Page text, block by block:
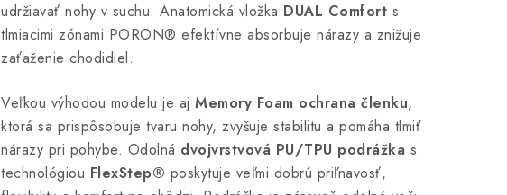
udržiavať nohy v suchu. Anatomická vložka DUAL Comfort s
tlmiacimi zónami PORON® efektívne absorbuje nárazy a znižuje
zaťaženie chodidiel.
Veľkou výhodou modelu je aj Memory Foam ochrana členku,
ktorá sa prispôsobuje tvaru nohy, zvyšuje stabilitu a pomáha tlmiť
nárazy pri pohybe. Odolná dvojvrstvová PU/TPU podrážka s
technológiou FlexStep® poskytuje veľmi dobrú priľnavosť,